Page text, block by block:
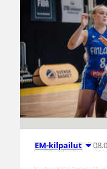
EM-kilpailut